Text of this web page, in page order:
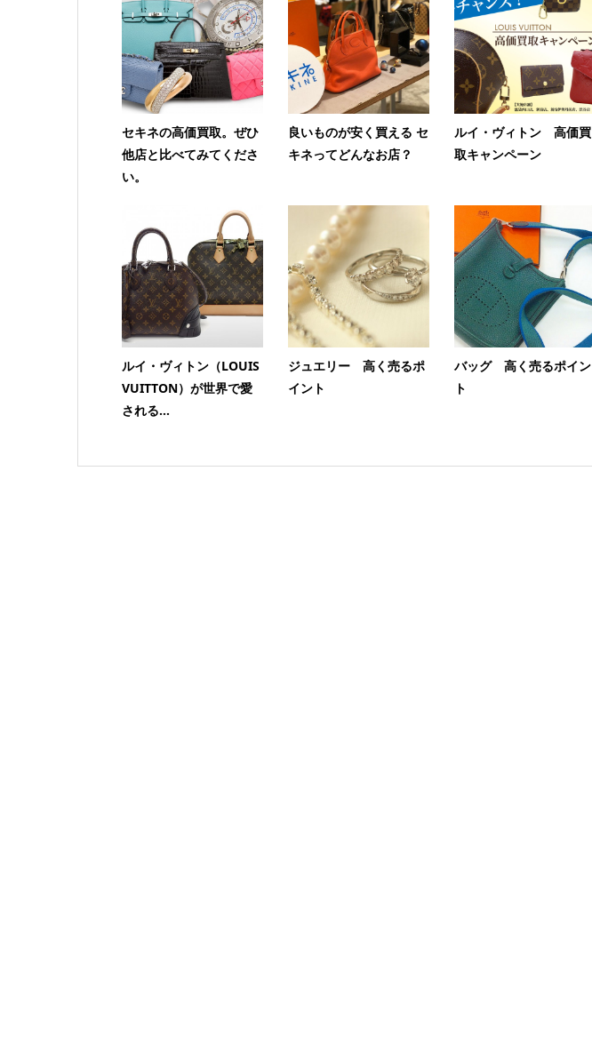
セキネの高価買取。ぜひ
他店と比べてみてくださ
い。
良いものが安く買える セ
キネってどんなお店？
ルイ・ヴィトン 高価買
取キャンペーン
ルイ・ヴィトン（LOUIS
VUITTON）が世界で愛
される...
ジュエリー 高く売るポ
イント
バッグ 高く売るポイン
ト